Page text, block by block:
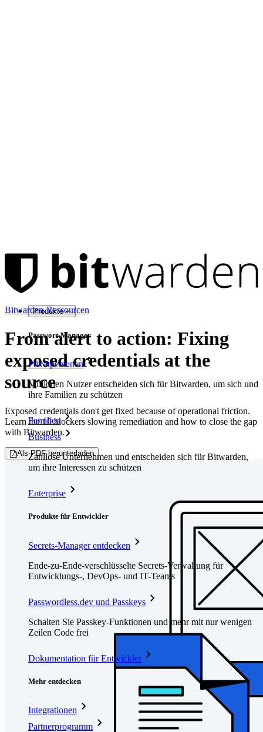
Produkte
Passwort-Manager
Privatpersonen
Millionen Nutzer entscheiden sich für Bitwarden, um sich und
ihre Familien zu schützen
Familien
Business
Zahllose Unternehmen und entscheiden sich für Bitwarden,
um ihre Interessen zu schützen
Enterprise
Produkte für Entwickler
Secrets-Manager entdecken
Ende-zu-Ende-verschlüsselte Secrets-Verwaltung für
Entwicklungs-, DevOps- und IT-Teams
Passwordless.dev und Passkeys
Schalten Sie Passkey-Funktionen und mehr mit nur wenigen
Zeilen Code frei
Dokumentation für Entwickler
Mehr entdecken
Integrationen
Partnerprogramm
Bitwarden-Ressourcen
From alert to action: Fixing
exposed credentials at the
source
Exposed credentials don't get fixed because of operational friction.
Learn the 10 blockers slowing remediation and how to close the gap
with Bitwarden.
Als PDF herunterladen